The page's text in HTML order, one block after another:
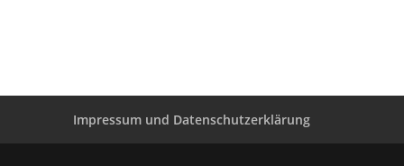
Impressum und Datenschutzerklärung